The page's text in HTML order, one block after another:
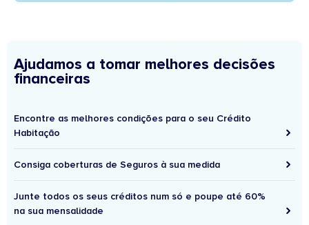
Ajudamos a tomar melhores decisões
financeiras
Encontre as melhores condições para o seu Crédito
Habitação
Consiga coberturas de Seguros à sua medida
Junte todos os seus créditos num só e poupe até 60%
na sua mensalidade